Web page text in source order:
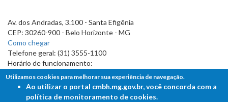
Av. dos Andradas, 3.100 - Santa Efigênia
CEP: 30260-900 - Belo Horizonte - MG
Como chegar
Telefone geral: (31) 3555-1100
Horário de funcionamento:
7h às 19h
Utilizamos cookies para melhorar sua experiência de navegação.
Ao utilizar o portal cmbh.mg.gov.br, você concorda com a
política de monitoramento de cookies.